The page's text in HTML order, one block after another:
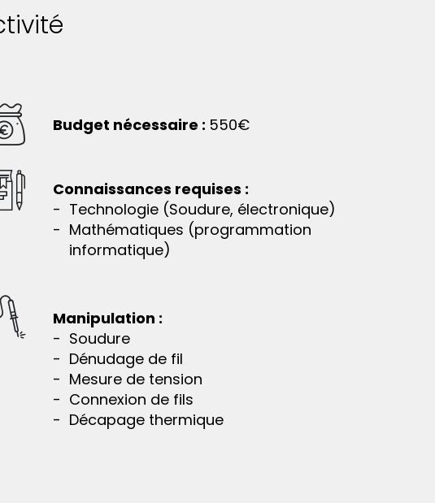
Budget nécessaire : 550€
Connaissances requises :
Technologie (Soudure, électronique)
Mathématiques (programmation
informatique)
Manipulation :
Soudure
Dénudage de fil
Mesure de tension
Connexion de fils
Décapage thermique